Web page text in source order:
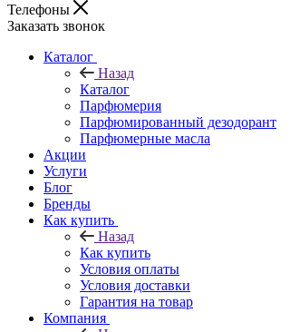
Телефоны
Заказать звонок
Каталог
Назад
Каталог
Парфюмерия
Парфюмированный дезодорант
Парфюмерные масла
Акции
Услуги
Блог
Бренды
Как купить
Назад
Как купить
Условия оплаты
Условия доставки
Гарантия на товар
Компания